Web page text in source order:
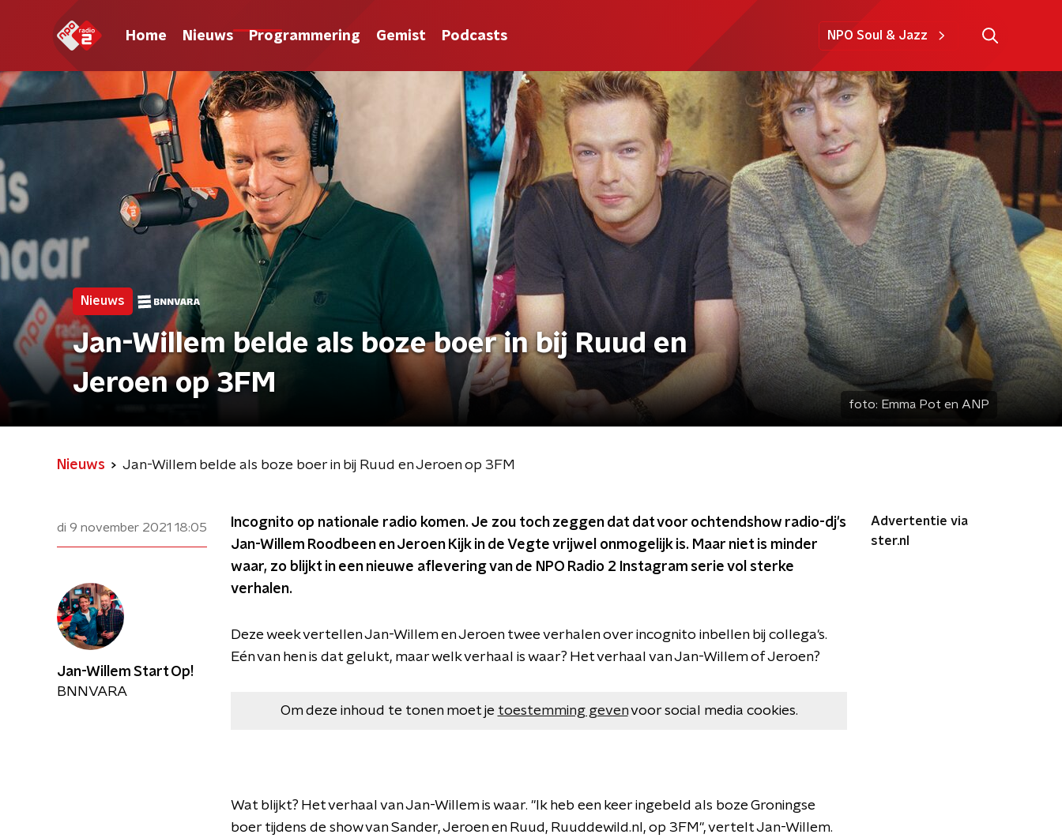
Home Nieuws Programmering Gemist Podcasts NPO Soul & Jazz
Nieuws
Jan-Willem belde als boze boer in bij Ruud en
Jeroen op 3FM
foto: Emma Pot en ANP
Nieuws Jan-Willem belde als boze boer in bij Ruud en Jeroen op 3FM
di 9 november 2021 18:05
Incognito op nationale radio komen. Je zou toch zeggen dat dat voor ochtendshow radio-dj's
Jan-Willem Roodbeen en Jeroen Kijk in de Vegte vrijwel onmogelijk is. Maar niet is minder
waar, zo blijkt in een nieuwe aflevering van de NPO Radio 2 Instagram serie vol sterke
verhalen.
Deze week vertellen Jan-Willem en Jeroen twee verhalen over incognito inbellen bij collega's.
Eén van hen is dat gelukt, maar welk verhaal is waar? Het verhaal van Jan-Willem of Jeroen?
Om deze inhoud te tonen moet je toestemming gevenvoor social media cookies.
Wat blijkt? Het verhaal van Jan-Willem is waar. "Ik heb een keer ingebeld als boze Groningse
boer tijdens de show van Sander, Jeroen en Ruud, Ruuddewild.nl, op 3FM", vertelt Jan-Willem.
Advertentie via
ster.nl
Jan-Willem Start Op!
BNNVARA